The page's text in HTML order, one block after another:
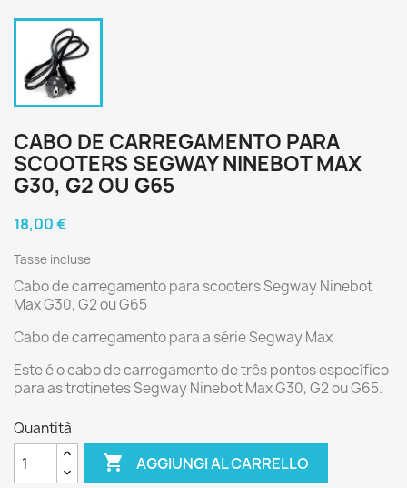
CABO DE CARREGAMENTO PARA
SCOOTERS SEGWAY NINEBOT MAX
G30, G2 OU G65
18,00 €
Tasse incluse
Cabo de carregamento para scooters Segway Ninebot
Max G30, G2 ou G65
Cabo de carregamento para a série Segway Max
Este é o cabo de carregamento de três pontos específico
para as trotinetes Segway Ninebot Max G30, G2 ou G65.
Quantità
 AGGIUNGI AL CARRELLO